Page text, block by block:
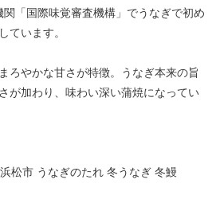
「国際味覚審査機構」でうなぎで初め
ています。
ろやかな甘さが特徴。うなぎ本来の旨
が加わり、味わい深い蒲焼になってい
松市 うなぎのたれ 冬うなぎ 冬鰻